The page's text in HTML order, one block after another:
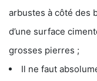
arbustes à côté des
d’une surface
grosses pierres ;
Il ne faut